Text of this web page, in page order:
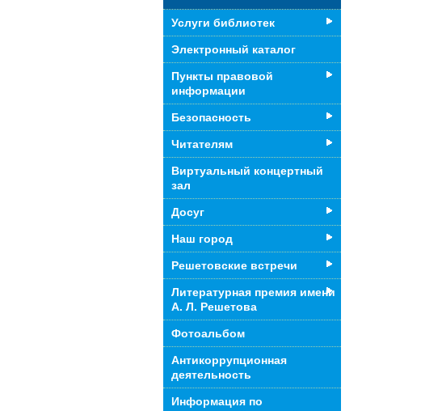
Услуги библиотек
Электронный каталог
Пункты правовой
информации
Безопасность
Читателям
Виртуальный концертный
зал
Досуг
Наш город
Решетовские встречи
Литературная премия имени
А. Л. Решетова
Фотоальбом
Антикоррупционная
деятельность
Информация по